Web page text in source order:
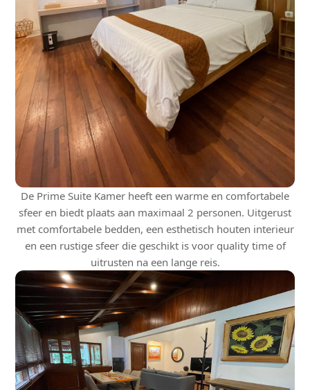
De Prime Suite Kamer heeft een warme en comfortabele
sfeer en biedt plaats aan maximaal 2 personen. Uitgerust
met comfortabele bedden, een esthetisch houten interieur
en een rustige sfeer die geschikt is voor quality time of
uitrusten na een lange reis.